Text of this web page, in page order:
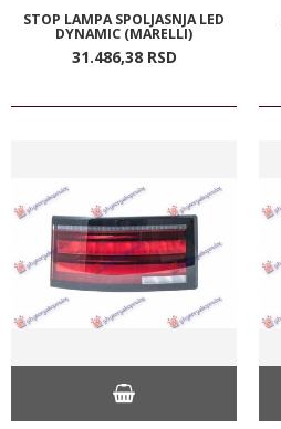
STOP LAMPA SPOLJASNJA LED
DYNAMIC (MARELLI)
31.486,38 RSD